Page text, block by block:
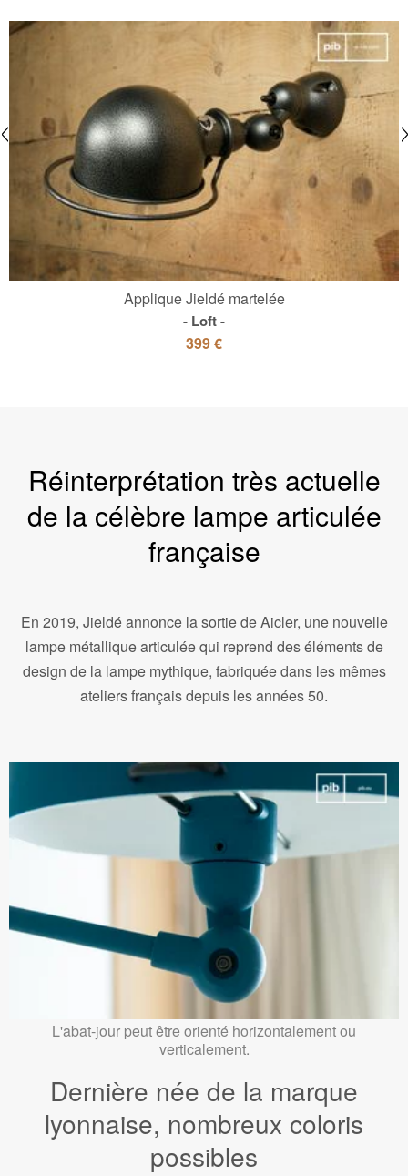
Applique Jieldé martelée
Loft
399 €
Réinterprétation très actuelle
de la célèbre lampe articulée
française
En 2019, Jieldé annonce la sortie de Aicler, une nouvelle
lampe métallique articulée qui reprend des éléments de
design de la lampe mythique, fabriquée dans les mêmes
ateliers français depuis les années 50.
L'abat-jour peut être orienté horizontalement ou
verticalement.
Dernière née de la marque
lyonnaise, nombreux coloris
possibles